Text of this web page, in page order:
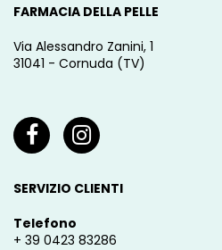
FARMACIA DELLA PELLE
Via Alessandro Zanini, 1
31041 - Cornuda (TV)
SERVIZIO CLIENTI
Telefono
+ 39 0423 83286